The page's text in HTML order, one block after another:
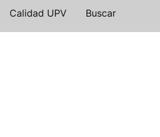
Buscar
Calidad UPV